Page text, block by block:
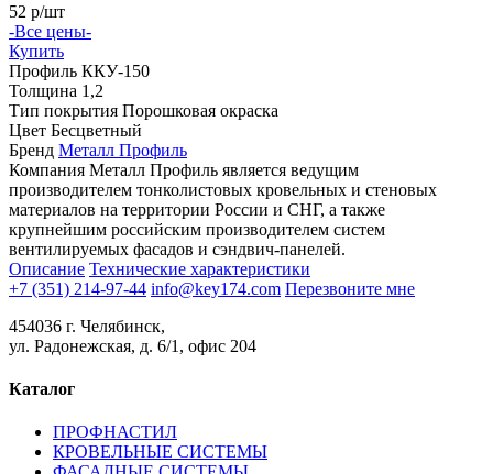
52 р/шт
-Все цены-
Купить
Профиль ККУ-150
Толщина 1,2
Тип покрытия Порошковая окраска
Цвет Бесцветный
Бренд Металл Профиль
Компания Металл Профиль является ведущим
производителем тонколистовых кровельных и стеновых
материалов на территории России и СНГ, а также
крупнейшим российским производителем систем
вентилируемых фасадов и сэндвич-панелей.
Описание Технические характеристики
+7 (351) 214-97-44 info@key174.com Перезвоните мне
454036 г. Челябинск,
ул. Радонежская, д. 6/1, офис 204
Каталог
ПРОФНАСТИЛ
КРОВЕЛЬНЫЕ СИСТЕМЫ